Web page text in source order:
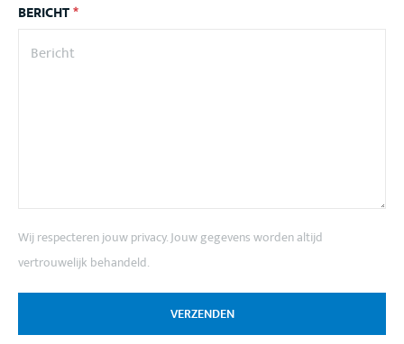
BERICHT*
Wij respecteren jouw privacy. Jouw gegevens worden altijd
vertrouwelijk behandeld.
VERZENDEN